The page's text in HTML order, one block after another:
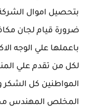
بتحصيل اموال
ضرورة قيام لجان
باعملها علي الوجه
لكل من تقدم علي
المواطنين كل الشكر
المخلص المهندس